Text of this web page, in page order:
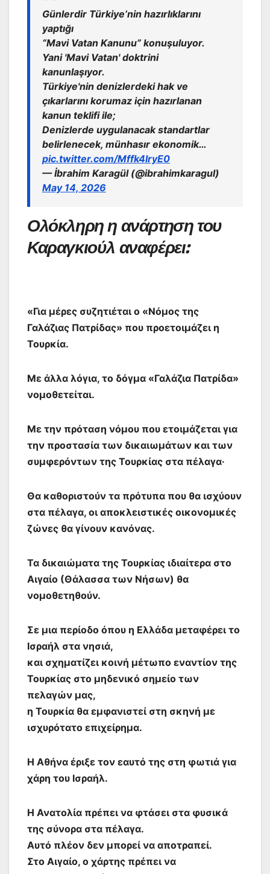
Günlerdir Türkiye’nin hazırlıklarını
yaptığı
“Mavi Vatan Kanunu” konuşuluyor.
Yani 'Mavi Vatan' doktrini
kanunlaşıyor.
Türkiye'nin denizlerdeki hak ve
çıkarlarını korumaz için hazırlanan
kanun teklifi ile;
Denizlerde uygulanacak standartlar
belirlenecek, münhasır ekonomik…
pic.twitter.com/Mffk4lryE0
— İbrahim Karagül (@ibrahimkaragul)
May 14, 2026
Ολόκληρη η ανάρτηση του
Καραγκιούλ αναφέρει:
«Για μέρες συζητιέται ο «Νόμος της
Γαλάζιας Πατρίδας» που προετοιμάζει η
Τουρκία.
Με άλλα λόγια, το δόγμα «Γαλάζια Πατρίδα»
νομοθετείται.
Με την πρόταση νόμου που ετοιμάζεται για
την προστασία των δικαιωμάτων και των
συμφερόντων της Τουρκίας στα πέλαγα·
Θα καθοριστούν τα πρότυπα που θα ισχύουν
στα πέλαγα, οι αποκλειστικές οικονομικές
ζώνες θα γίνουν κανόνας.
Τα δικαιώματα της Τουρκίας ιδιαίτερα στο
Αιγαίο (Θάλασσα των Νήσων) θα
νομοθετηθούν.
Σε μια περίοδο όπου η Ελλάδα μεταφέρει το
Ισραήλ στα νησιά,
και σχηματίζει κοινή μέτωπο εναντίον της
Τουρκίας στο μηδενικό σημείο των
πελαγών μας,
η Τουρκία θα εμφανιστεί στη σκηνή με
ισχυρότατο επιχείρημα.
Η Αθήνα έριξε τον εαυτό της στη φωτιά για
χάρη του Ισραήλ.
Η Ανατολία πρέπει να φτάσει στα φυσικά
της σύνορα στα πέλαγα.
Αυτό πλέον δεν μπορεί να αποτραπεί.
Στο Αιγαίο, ο χάρτης πρέπει να